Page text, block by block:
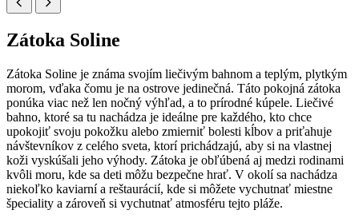
Zátoka Soline
Zátoka Soline je známa svojím liečivým bahnom a teplým, plytkým
morom, vďaka čomu je na ostrove jedinečná. Táto pokojná zátoka
ponúka viac než len nočný výhľad, a to prírodné kúpele. Liečivé
bahno, ktoré sa tu nachádza je ideálne pre každého, kto chce
upokojiť svoju pokožku alebo zmierniť bolesti kĺbov a priťahuje
návštevníkov z celého sveta, ktorí prichádzajú, aby si na vlastnej
koži vyskúšali jeho výhody. Zátoka je obľúbená aj medzi rodinami
kvôli moru, kde sa deti môžu bezpečne hrať. V okolí sa nachádza
niekoľko kaviarní a reštaurácií, kde si môžete vychutnať miestne
špeciality a zároveň si vychutnať atmosféru tejto pláže.